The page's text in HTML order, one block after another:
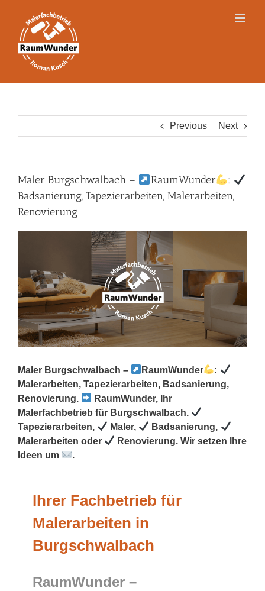
content
Previous Next
Maler Burgschwalbach – RaumWunder
:
Badsanierung, Tapezierarbeiten, Malerarbeiten,
Renovierung
Maler Burgschwalbach – RaumWunder
:
Malerarbeiten, Tapezierarbeiten, Badsanierung,
Renovierung.
RaumWunder, Ihr
Malerfachbetrieb für Burgschwalbach.
Tapezierarbeiten,
Maler,
Badsanierung,
Malerarbeiten oder
Renovierung. Wir setzen Ihre
Ideen um
.
Ihrer Fachbetrieb für
Malerarbeiten in
Burgschwalbach
RaumWunder –